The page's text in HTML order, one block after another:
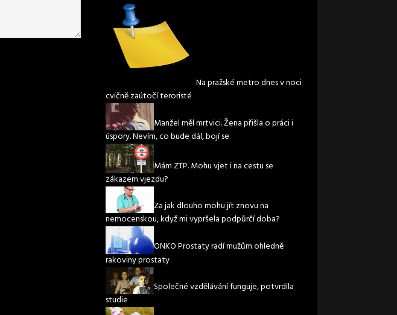
Na pražské metro dnes v noci
cvičně zaútočí teroristé
Manžel měl mrtvici. Žena přišla o práci i
úspory. Nevím, co bude dál, bojí se
Mám ZTP. Mohu vjet i na cestu se
zákazem vjezdu?
Za jak dlouho mohu jít znovu na
nemocenskou, když mi vypršela podpůrčí doba?
ONKO Prostaty radí mužům ohledně
rakoviny prostaty
Společné vzdělávání funguje, potvrdila
studie